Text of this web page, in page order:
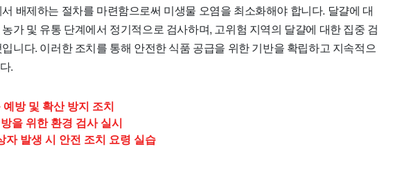
배제하는 절차를 마련함으로써 미생물 오염을 최소화해야 합니다. 달걀에 대
가 및 유통 단계에서 정기적으로 검사하며, 고위험 지역의 달걀에 대한 집중 검
니다. 이러한 조치를 통해 안전한 식품 공급을 위한 기반을 확립하고 지속적으
.
방 및 확산 방지 조치
을 위한 환경 검사 실시
자 발생 시 안전 조치 요령 실습